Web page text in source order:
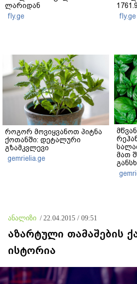
ლარიდან
fly.ge
fly.ge
როგორ მოვიყვანოთ პიტნა
ქოთანში: დეტალური
გზამკვლევი
gemrielia.ge
მათ
ანალიზი / 22.04.2015 / 09:51
აზარტული თამაშების
ისტორია